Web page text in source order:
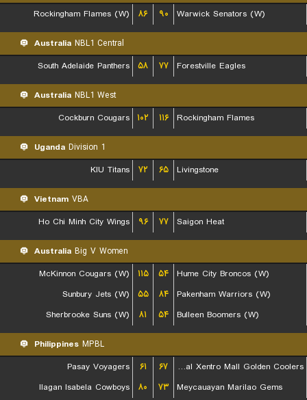
Rockingham Flames (W)
۸۶ ۹۰ Warwick Senators (W)
Australia NBL1 Central
South Adelaide Panthers
۵۸ ۷۷ Forestville Eagles
Australia NBL1 West
Cockburn Cougars
۱۰۲ ۱۱۶ Rockingham Flames
Uganda Division 1
KIU Titans
۷۲ ۶۵ Livingstone
Vietnam VBA
Ho Chi Minh City Wings
۹۶ ۷۷ Saigon Heat
Australia Big V Women
McKinnon Cougars (W)
۱۱۵ ۵۴
Hume City Broncos (W)
Sunbury Jets (W)
۵۵ ۸۴
Pakenham Warriors (W)
Sherbrooke Suns (W)
۸۱ ۵۴ Bulleen Boomers (W)
Philippines MPBL
Pasay Voyagers
۶۱ ۶۷
Rizal Xentro Mall Golden Coolers
Ilagan Isabela Cowboys
۸۰ ۷۳ Meycauayan Marilao Gems